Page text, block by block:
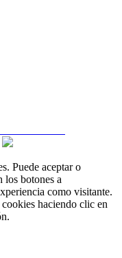
Puede aceptar o
los botones a
como visitante.
haciendo clic en